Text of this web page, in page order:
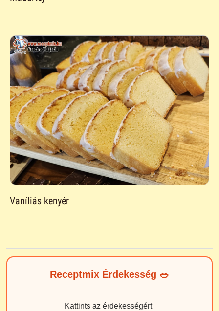
Vaníliás kenyér
Receptmix Érdekesség 🥗
Kattints az érdekességért!